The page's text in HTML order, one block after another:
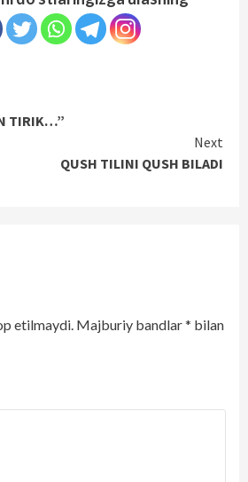
TIRIK…”
Next
QUSH TILINI QUSH BILADI
etilmaydi. Majburiy bandlar* bilan